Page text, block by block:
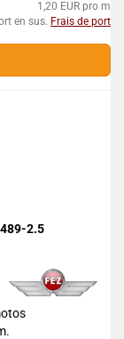
1,20 EUR pro m
en sus. Frais de port
2.5